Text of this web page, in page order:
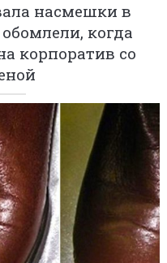
насмешки в
когда
корпоратив со